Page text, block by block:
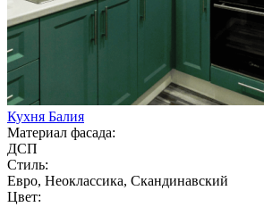
Кухня Балия
Материал фасада:
ДСП
Стиль:
Евро, Неоклассика, Скандинавский
Цвет: